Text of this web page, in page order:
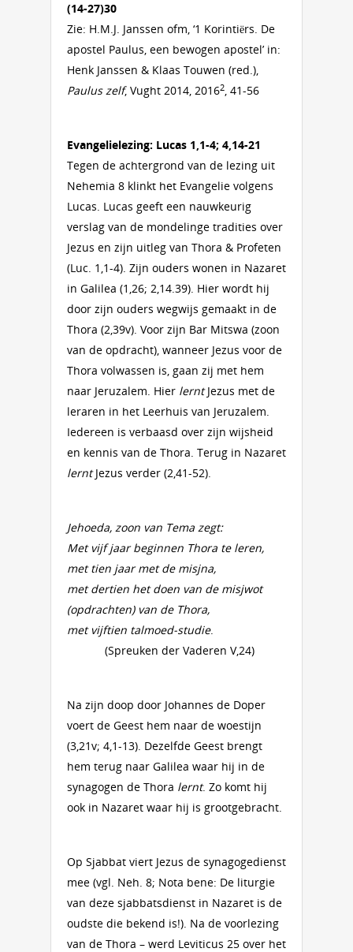
(14-27)30
Zie: H.M.J. Janssen ofm, ‘1 Korintiërs. De
apostel Paulus, een bewogen apostel’ in:
Henk Janssen & Klaas Touwen (red.),
Paulus zelf, Vught 2014, 20162, 41-56
Evangelielezing: Lucas 1,1-4; 4,14-21
Tegen de achtergrond van de lezing uit
Nehemia 8 klinkt het Evangelie volgens
Lucas. Lucas geeft een nauwkeurig
verslag van de mondelinge tradities over
Jezus en zijn uitleg van Thora & Profeten
(Luc. 1,1-4). Zijn ouders wonen in Nazaret
in Galilea (1,26; 2,14.39). Hier wordt hij
door zijn ouders wegwijs gemaakt in de
Thora (2,39v). Voor zijn Bar Mitswa (zoon
van de opdracht), wanneer Jezus voor de
Thora volwassen is, gaan zij met hem
naar Jeruzalem. Hier lerntJezus met de
leraren in het Leerhuis van Jeruzalem.
Iedereen is verbaasd over zijn wijsheid
en kennis van de Thora. Terug in Nazaret
lerntJezus verder (2,41-52).
Jehoeda, zoon van Tema zegt:
Met vijf jaar beginnen Thora te leren,
met tien jaar met de misjna,
met dertien het doen van de misjwot
(opdrachten) van de Thora,
met vijftien talmoed-studie.
(Spreuken der Vaderen V,24)
Na zijn doop door Johannes de Doper
voert de Geest hem naar de woestijn
(3,21v; 4,1-13). Dezelfde Geest brengt
hem terug naar Galilea waar hij in de
synagogen de Thora lernt. Zo komt hij
ook in Nazaret waar hij is grootgebracht.
Op Sjabbat viert Jezus de synagogedienst
mee (vgl. Neh. 8; Nota bene: De liturgie
van deze sjabbatsdienst in Nazaret is de
oudste die bekend is!). Na de voorlezing
van de Thora – werd Leviticus 25 over het